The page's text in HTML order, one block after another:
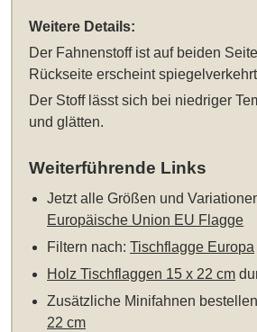
Weitere Details:
Der Fahnenstoff ist auf beiden
Rückseite erscheint
Der Stoff lässt sich bei niedriger
und glätten.
Weiterführende Links
Jetzt alle Größen und
Europäische Union EU Flagge
Filtern nach:Tischflagge Europa
Holz Tischflaggen 15 x 22 cm
Zusätzliche Minifahnen
22 cm